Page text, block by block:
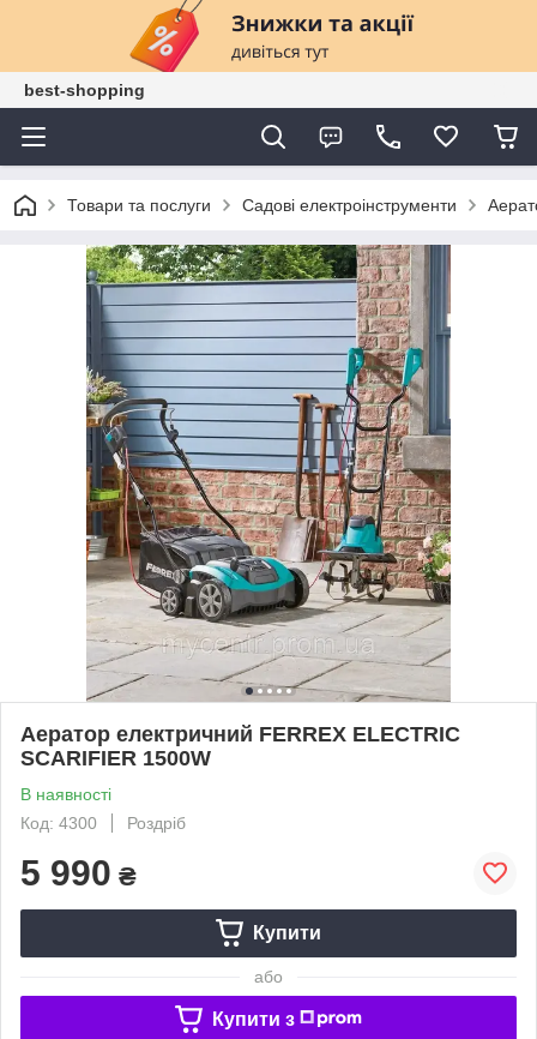
best-shopping
Товари та послуги Садові електроінструменти
Аератор електричний FERREX ELECTRIC
SCARIFIER 1500W
В наявності
Код: 4300
Роздріб
5 990 ₴
Купити
або
Купити з